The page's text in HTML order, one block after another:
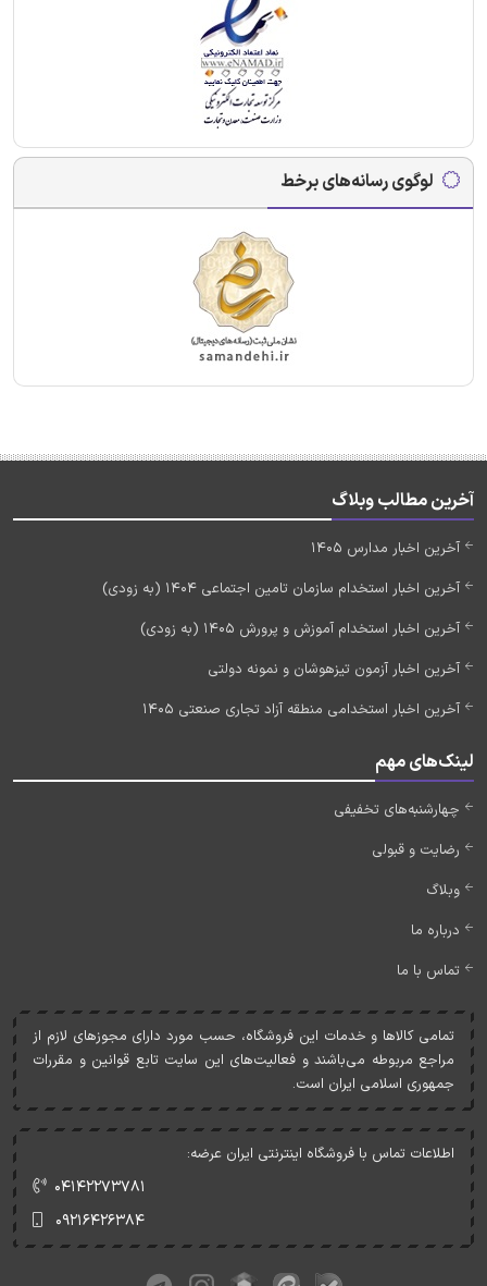
لوگوی رسانه‌های برخط
آخرین مطالب وبلاگ
آخرین اخبار مدارس 1405
آخرین اخبار استخدام سازمان تامین اجتماعی 1404 (به زودی)
آخرین اخبار استخدام آموزش و پرورش 1405 (به زودی)
آخرین اخبار آزمون تیزهوشان و نمونه دولتی
آخرین اخبار استخدامی منطقه آزاد تجاری صنعتی 1405
لینک‌های مهم
چهارشنبه‌های تخفیفی
رضایت و قبولی
وبلاگ
درباره ما
تماس با ما
تمامی کالاها و خدمات اين فروشگاه، حسب مورد دارای مجوزهای لازم از
مراجع مربوطه می‌باشند و فعاليت‌های اين سايت تابع قوانين و مقررات
جمهوری اسلامی ايران است.
اطلاعات تماس با فروشگاه اینترنتی ایران عرضه:
۰۴۱۴۲۲۷۳۷۸۱
۰۹۲۱۶۴۲۶۳۸۴